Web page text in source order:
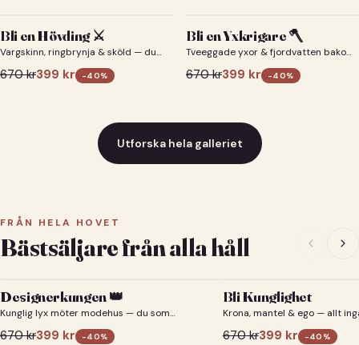
Bli en Hövding ⚔️
Vargskinn, ringbrynja & sköld — du
som nordisk krigsherre ⚔️
670kr399 kr -40%
Bli en Yxkrigare 🪓
Tveeggade yxor & fjordvatten bakom
670kr399 kr -40%
Utforska hela galleriet
FRÅN HELA HOVET
Bästsäljare från alla håll
Designerkungen 👑
Kunglig lyx möter modehus — du som
670kr399 kr -40%
Bli Kunglighet
Krona, mantel & ego — allt
670kr399 kr -40 %